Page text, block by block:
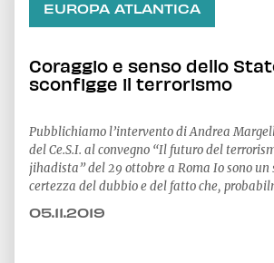
EUROPA ATLANTICA
Coraggio e senso dello
sconfigge il terrorismo
Pubblichiamo l’intervento di Andrea
del Ce.S.I. al convegno “Il futuro del
jihadista” del 29 ottobre a Roma Io sono un sostenitore della
certezza del dubbio e del fatto che,
successi nel campo della prevenzione, ma
05.11.2019